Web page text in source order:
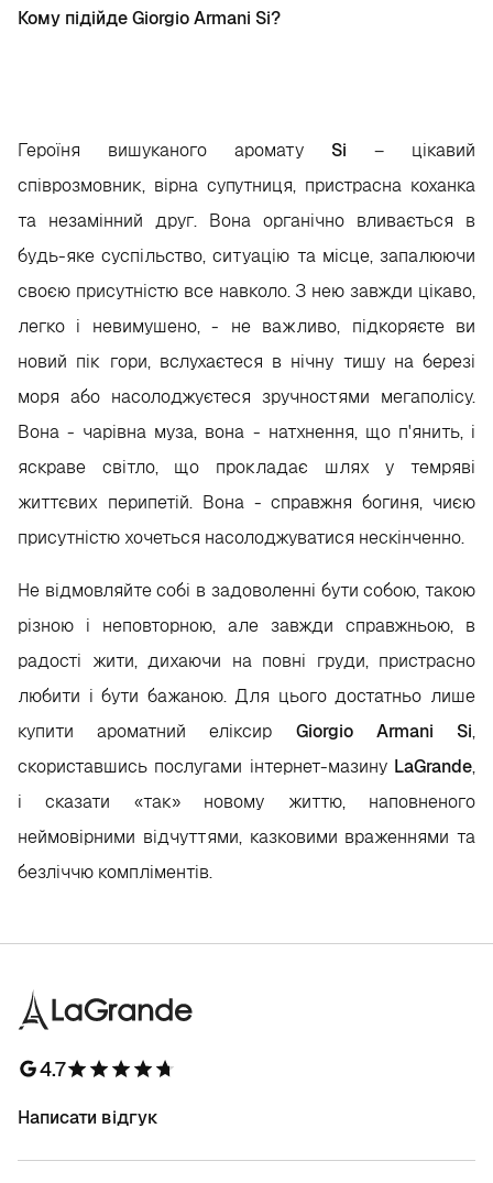
Кому підійде Giorgio Armani Si?
Героїня вишуканого аромату Si – цікавий
співрозмовник, вірна супутниця, пристрасна коханка
та незамінний друг. Вона органічно вливається в
будь-яке суспільство, ситуацію та місце, запалюючи
своєю присутністю все навколо. З нею завжди цікаво,
легко і невимушено, - не важливо, підкоряєте ви
новий пік гори, вслухаєтеся в нічну тишу на березі
моря або насолоджуєтеся зручностями мегаполісу.
Вона - чарівна муза, вона - натхнення, що п'янить, і
яскраве світло, що прокладає шлях у темряві
життєвих перипетій. Вона - справжня богиня, чиєю
присутністю хочеться насолоджуватися нескінченно.
Не відмовляйте собі в задоволенні бути собою, такою
різною і неповторною, але завжди справжньою, в
радості жити, дихаючи на повні груди, пристрасно
любити і бути бажаною. Для цього достатньо лише
купити ароматний еліксир Giorgio Armani Si,
скориставшись послугами інтернет-мазину LaGrande,
і сказати «так» новому життю, наповненого
неймовірними відчуттями, казковими враженнями та
безліччю компліментів.
4.7
Написати відгук